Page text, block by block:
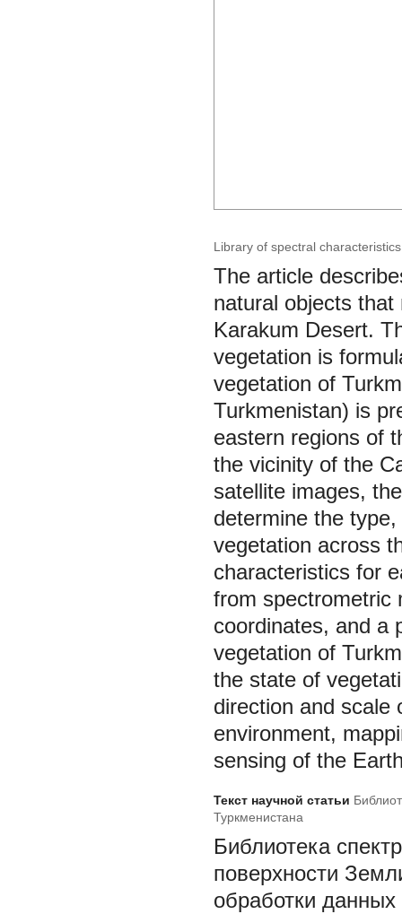
Library of spectral
The article
natural objects
Karakum Desert.
vegetation is
vegetation of
Turkmenistan) is
eastern regions of
the vicinity of the
satellite images,
determine the
vegetation across
characteristics for
from spectrometric
coordinates, and a
vegetation of
the state of
direction and scale
environment,
sensing of the
Текст научной статьи
Туркменистана
Библиотека
поверхности
обработки